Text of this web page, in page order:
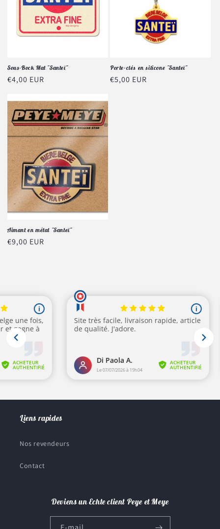
Sous-Bock Mat "Santeï"
Prix
€4,00 EUR
Porte-clés en silicone "Santeï"
Prix
€5,00 EUR
Aimant en métal "Santeï"
Prix
€9,00 EUR
Liens rapides
Nos revendeurs
Contact
Deviens un Echte client Peye et Meye